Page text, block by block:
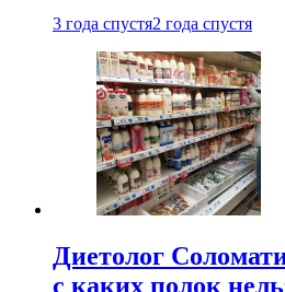
3 года спустя2 года спустя
Диетолог
с каких полок